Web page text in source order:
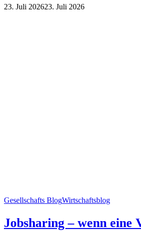
23. Juli 202623. Juli 2026
Gesellschafts BlogWirtschaftsblog
Jobsharing – wenn eine